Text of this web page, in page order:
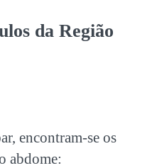
da Região
encontram-se os
abdome: